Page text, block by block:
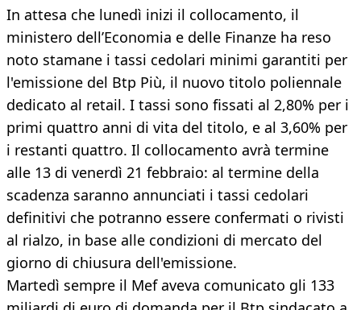
In attesa che lunedì inizi il collocamento, il
ministero dell’Economia e delle Finanze ha reso
noto stamane i tassi cedolari minimi garantiti per
l'emissione del Btp Più, il nuovo titolo poliennale
dedicato al retail. I tassi sono fissati al 2,80% per i
primi quattro anni di vita del titolo, e al 3,60% per
i restanti quattro. Il collocamento avrà termine
alle 13 di venerdì 21 febbraio: al termine della
scadenza saranno annunciati i tassi cedolari
definitivi che potranno essere confermati o rivisti
al rialzo, in base alle condizioni di mercato del
giorno di chiusura dell'emissione.
Martedì sempre il Mef aveva comunicato gli 133